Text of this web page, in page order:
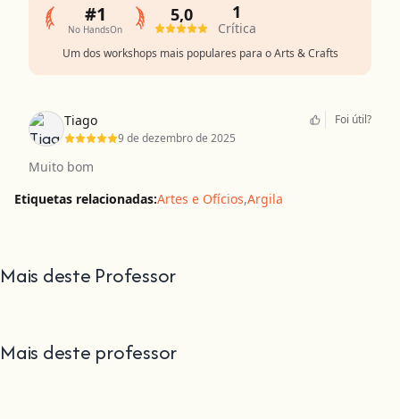
#1
No HandsOn
Um dos workshops mais populares para o Arts & Crafts
5,0 1
Crítica
Tiago
9 de dezembro de 2025
Foi útil?
Muito bom
Etiquetas relacionadas:Artes e Ofícios,Argila
Mais deste Professor
Mais deste professor